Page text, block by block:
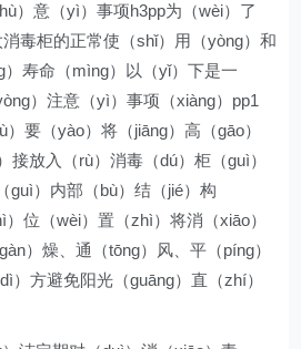
）意（yì）事项h3pp为（wèi）了
消毒柜的正常使（shǐ）用（yòng）和
寿命（mìng）以（yǐ）下是一
）注意（yì）事项（xiàng）pp1
要（yào）将（jiāng）高（gāo）
接放入（rù）消毒（dú）柜（guì）
guì）内部（bù）结（jié）构
）位（wèi）置（zhì）将消（xiāo）
）燥、通（tōng）风、平（píng）
）方避免阳光（guāng）直（zhí）